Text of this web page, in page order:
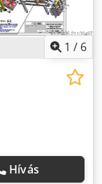
1 / 6
Hívás